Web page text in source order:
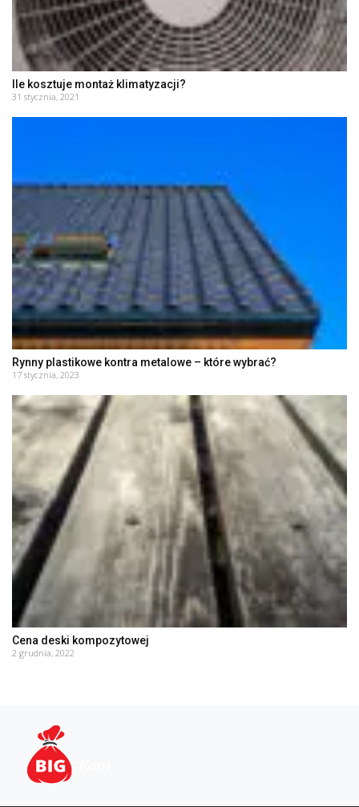
Ile kosztuje montaż klimatyzacji?
31 stycznia, 2021
Rynny plastikowe kontra metalowe – które wybrać?
17 stycznia, 2023
Cena deski kompozytowej
2 grudnia, 2022